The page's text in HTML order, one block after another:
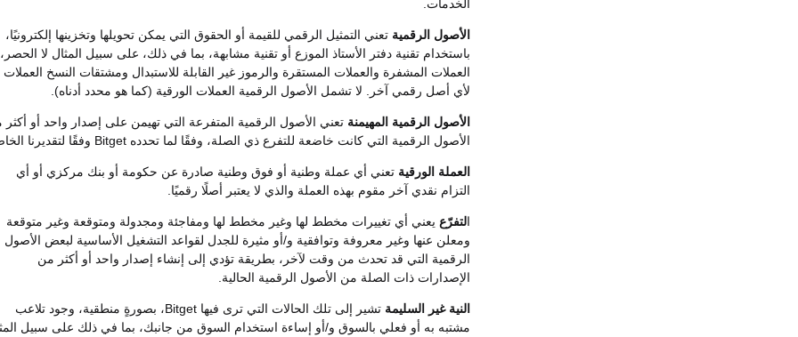
الخدمات.
الأصول الرقمية تعني التمثيل الرقمي للقيمة أو الحقوق التي يمكن تحويلها وتخزينها إلكترونيًا،
باستخدام تقنية دفتر الأستاذ الموزع أو تقنية مشابهة، بما في ذلك، على سبيل المثال لا الحصر،
العملات المشفرة والعملات المستقرة والرموز غير القابلة للاستبدال ومشتقات النسخ العملات
لأي أصل رقمي آخر. لا تشمل الأصول الرقمية العملات الورقية (كما هو محدد أدناه).
الأصول الرقمية المهيمنة تعني الأصول الرقمية المتفرعة التي تهيمن على إصدار واحد أو
الأصول الرقمية التي كانت خاضعة للتفرع ذي الصلة، وفقًا لما تحدده Bitget وفقًا لتقديرنا الخاص.
العملة الورقية تعني أي عملة وطنية أو فوق وطنية صادرة عن حكومة أو بنك مركزي أو أي
التزام نقدي آخر مقوم بهذه العملة والذي لا يعتبر أصلًا رقميًا.
التفرّع يعني أي تغييرات مخطط لها وغير مخطط لها ومفاجئة ومجدولة ومتوقعة وغير متوقعة
ومعلن عنها وغير معروفة وتوافقية و/أو مثيرة للجدل لقواعد التشغيل الأساسية لبعض الأصول
الرقمية التي قد تحدث من وقت لآخر، بطريقة تؤدي إلى إنشاء إصدار واحد أو أكثر من
الإصدارات ذات الصلة من الأصول الرقمية الحالية.
النية غير السليمة
تشير إلى تلك الحالات التي ترى فيها Bitget، بصورةٍ منطقية، وجود تلاعب
مشتبه به أو فعلي بالسوق و/أو إساءة استخدام السوق من جانبك، بما في ذلك على سبيل